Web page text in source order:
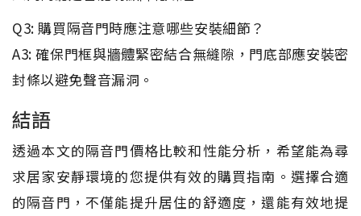
Q3: 購買隔音門時應注意哪些安裝細節？
A3: 確保門框與牆體緊密結合無縫隙，門底部應安裝密
封條以避免聲音漏洞。
結語
透過本文的隔音門價格比較和性能分析，希望能為尋
求居家安靜環境的您提供有效的購買指南。選擇合適
的隔音門，不僅能提升居住的舒適度，還能有效地提